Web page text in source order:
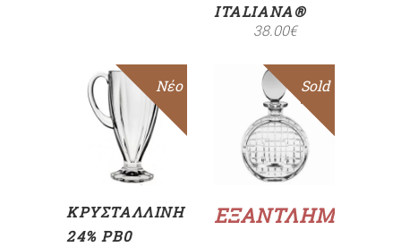
ITALIANA®
38.00€
Νέο
ΠΡΟΣΘΉΚΗ
ΣΤΟ
ΚΑΛΆΘΙ
ΚΡΥΣΤΆΛΛΙΝΗ
24% PB0
Sale
ΕΞΑΝΤΛΗΜΈΝΟ
Sold
Διαβάστε